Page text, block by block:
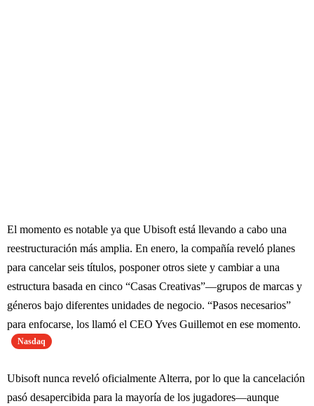
El momento es notable ya que Ubisoft está llevando a cabo una
reestructuración más amplia. En enero, la compañía reveló planes
para cancelar seis títulos, posponer otros siete y cambiar a una
estructura basada en cinco “Casas Creativas”—grupos de marcas y
géneros bajo diferentes unidades de negocio. “Pasos necesarios”
para enfocarse, los llamó el CEO Yves Guillemot en ese momento.
Nasdaq
Ubisoft nunca reveló oficialmente Alterra, por lo que la cancelación
pasó desapercibida para la mayoría de los jugadores—aunque